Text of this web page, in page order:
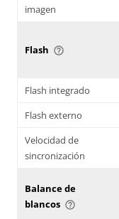
imagen
Flash help_outline
Flash integrado
Flash externo
Velocidad de
sincronización
Balance de
blancos help_outline